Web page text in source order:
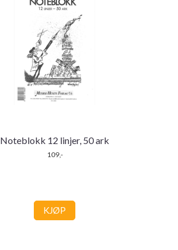
Noteblokk 12 linjer, 50 ark
109,-
KJØP